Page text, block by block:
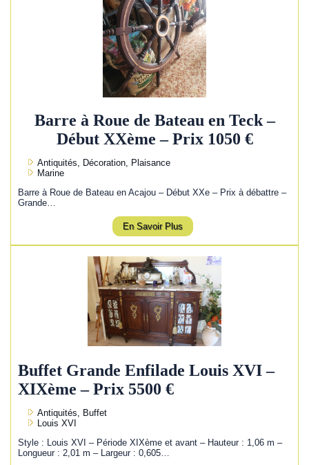
Barre à Roue de Bateau en Teck –
Début XXème – Prix 1050 €
Antiquités, Décoration, Plaisance
Marine
Barre à Roue de Bateau en Acajou – Début XXe – Prix à débattre –
Grande…
En Savoir Plus
Buffet Grande Enfilade Louis XVI –
XIXème – Prix 5500 €
Antiquités, Buffet
Louis XVI
Style : Louis XVI – Période XIXème et avant – Hauteur : 1,06 m –
Longueur : 2,01 m – Largeur : 0,605…